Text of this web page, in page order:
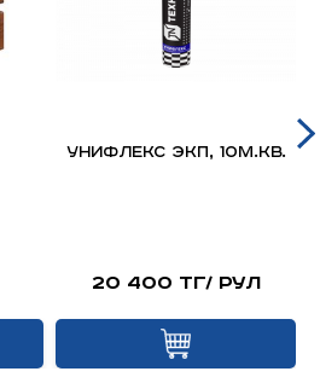
Унифлекс ЭКП, 10м.кв.
20 400 тг/ рул